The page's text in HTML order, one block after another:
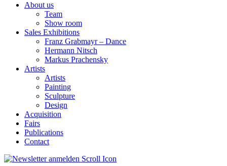
About us
Team
Show room
Sales Exhibitions
Franz Grabmayr – Dance
Hermann Nitsch
Markus Prachensky
Artists
Artists
Painting
Sculpture
Design
Acquisition
Fairs
Publications
Contact